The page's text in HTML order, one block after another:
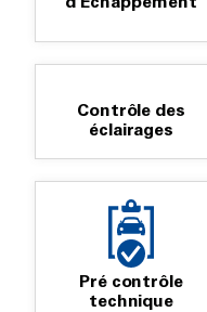
Contrôle des
éclairages
Pré contrôle
technique